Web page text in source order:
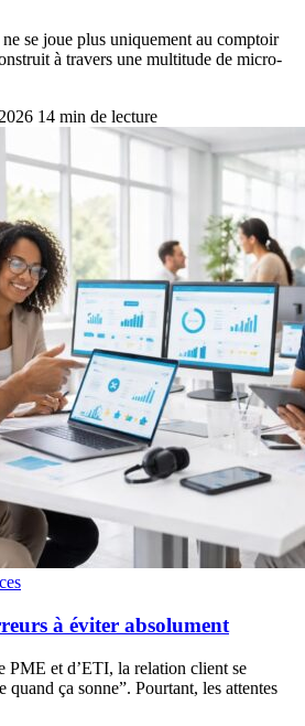
se joue plus uniquement au comptoir
à travers une multitude de micro-
14 min de lecture
à éviter absolument
PME et d’ETI, la relation client se
quand ça sonne”. Pourtant, les attentes